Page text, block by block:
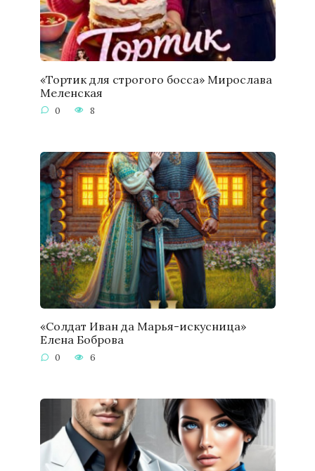
«Тортик для строгого босса» Мирослава
Меленская
0 8
«Солдат Иван да Марья-искусница»
Елена Боброва
0 6